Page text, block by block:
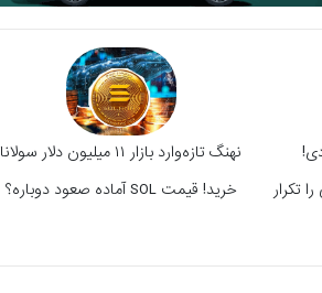
تکرار
نهنگ تازه‌وارد بازار ۱۱ میلیون دلار سولانا
خرید! قیمت SOL آماده صعود دوباره؟